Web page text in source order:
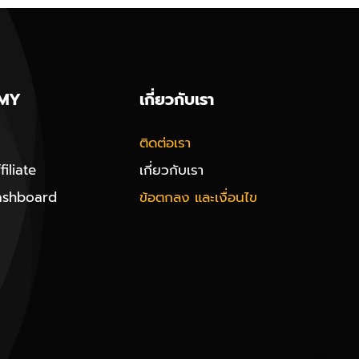
เกี่ยวกับเรา
ติดต่อเรา
เกี่ยวกับเรา
ข้อตกลง และเงื่อนไข